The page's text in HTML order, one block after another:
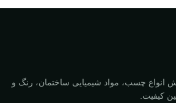
چسب، مواد شیمیایی ساختمان، رنگ و
کیفیت.